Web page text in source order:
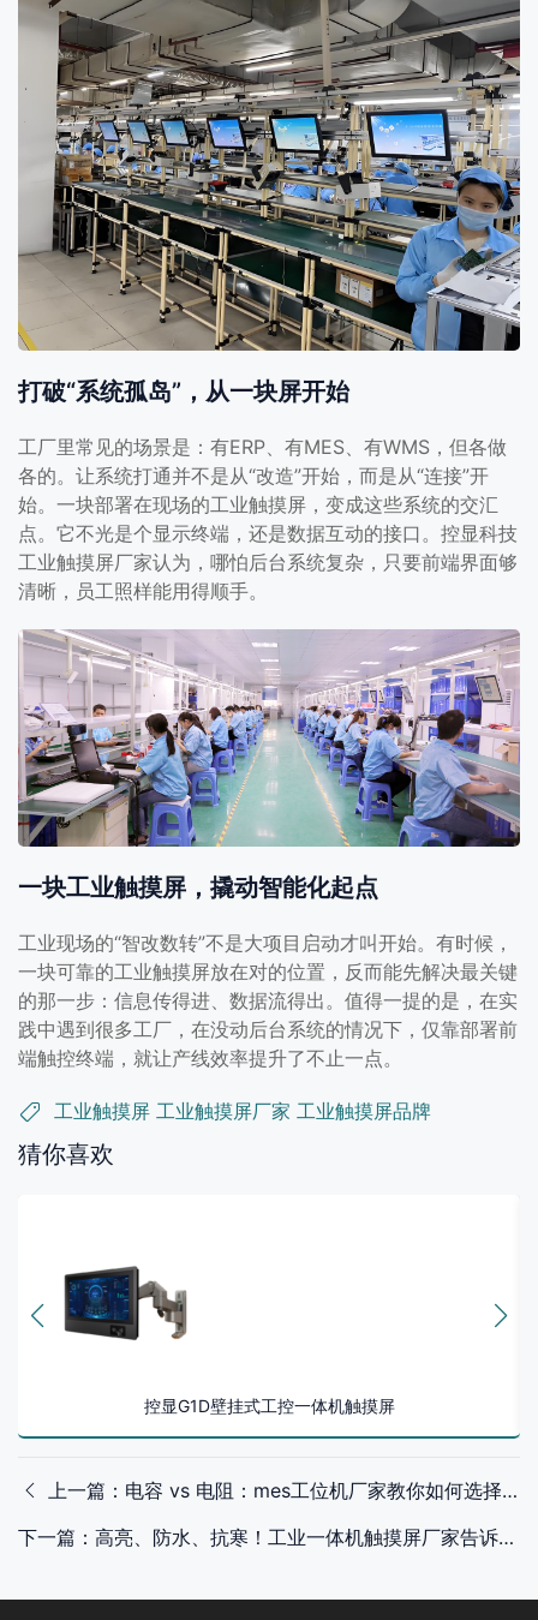
打破“系统孤岛”，从一块屏开始
工厂里常见的场景是：有ERP、有MES、有WMS，但各做
各的。让系统打通并不是从“改造”开始，而是从“连接”开
始。一块部署在现场的工业触摸屏，变成这些系统的交汇
点。它不光是个显示终端，还是数据互动的接口。控显科技
工业触摸屏厂家认为，哪怕后台系统复杂，只要前端界面够
清晰，员工照样能用得顺手。
一块工业触摸屏，撬动智能化起点
工业现场的“智改数转”不是大项目启动才叫开始。有时候，
一块可靠的工业触摸屏放在对的位置，反而能先解决最关键
的那一步：信息传得进、数据流得出。值得一提的是，在实
践中遇到很多工厂，在没动后台系统的情况下，仅靠部署前
端触控终端，就让产线效率提升了不止一点。
工业触摸屏 工业触摸屏厂家 工业触摸屏品牌
猜你喜欢
控显G1D壁挂式工控一体机触摸屏
上一篇：电容 vs 电阻：mes工位机厂家教你如何选择合适触摸屏
下一篇：高亮、防水、抗寒！工业一体机触摸屏厂家告诉你怎么挑